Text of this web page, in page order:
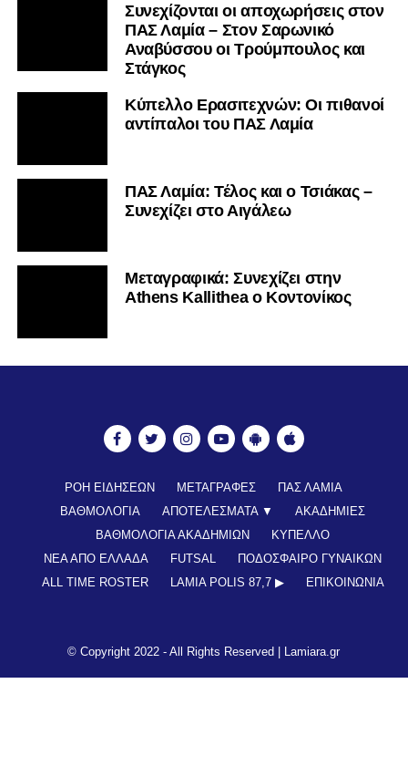
Συνεχίζονται οι αποχωρήσεις στον
ΠΑΣ Λαμία – Στον Σαρωνικό
Αναβύσσου οι Τρούμπουλος και
Στάγκος
Κύπελλο Ερασιτεχνών: Οι πιθανοί
αντίπαλοι του ΠΑΣ Λαμία
ΠΑΣ Λαμία: Τέλος και ο Τσιάκας –
Συνεχίζει στο Αιγάλεω
Mεταγραφικά: Συνεχίζει στην
Athens Kallithea ο Κοντονίκος
ΡΟΗ ΕΙΔΗΣΕΩΝ ΜΕΤΑΓΡΑΦΕΣ
ΠΑΣ ΛΑΜΙΑ
ΒΑΘΜΟΛΟΓΙΑ
ΑΠΟΤΕΛΕΣΜΑΤΑ ▼
ΑΚΑΔΗΜΙΕΣ
ΒΑΘΜΟΛΟΓΙΑ ΑΚΑΔΗΜΙΩΝ
ΚΥΠΕΛΛΟ
ΝΕΑ ΑΠΟ ΕΛΛΑΔΑ
FUTSAL
ΠΟΔΟΣΦΑΙΡΟ ΓΥΝΑΙΚΩΝ
ALL TIME ROSTER
LAMIA POLIS 87,7 ▶︎ ΕΠΙΚΟΙΝΩΝΊΑ
© Copyright 2022 - All Rights Reserved | Lamiara.gr